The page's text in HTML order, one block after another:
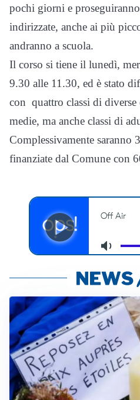
pochi giorni e
indirizzate, anche ai più
andranno a scuola.
Il corso si tiene il lunedì,
9.30 alle 11.30, ed è stato
con quattro classi di diverse
medie, ma anche classi di
Complessivamente saranno
finanziate dal Comune con